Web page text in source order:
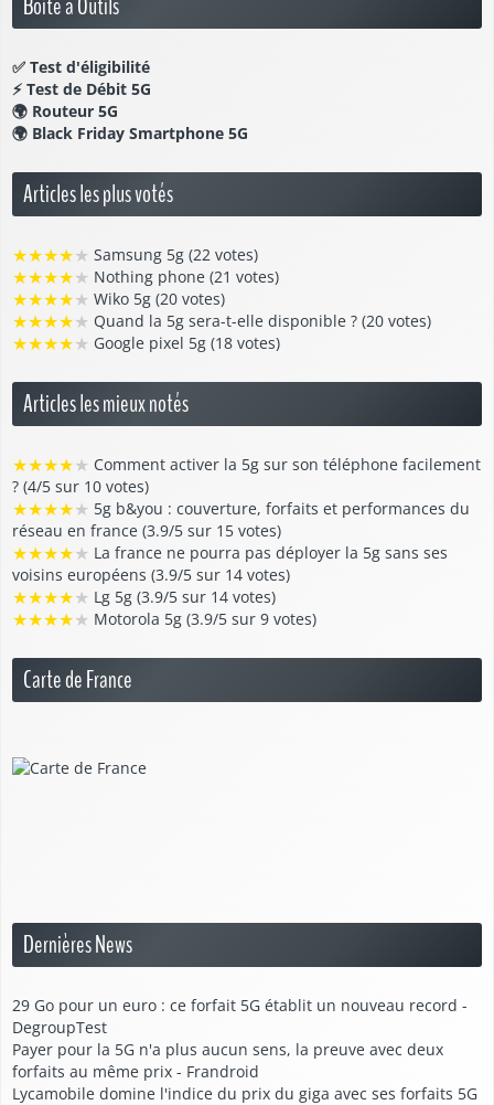
✅ Test d'éligibilité
⚡ Test de Débit 5G
🌍 Routeur 5G
🌍 Black Friday Smartphone 5G
Articles les plus votés
★★★★★ Samsung 5g (22 votes)
★★★★★ Nothing phone (21 votes)
★★★★★ Wiko 5g (20 votes)
★★★★★ Quand la 5g sera-t-elle disponible ? (20 votes)
★★★★★ Google pixel 5g (18 votes)
Articles les mieux notés
★★★★★ Comment activer la 5g sur son téléphone facilement
? (4/5 sur 10 votes)
★★★★★ 5g b&you : couverture, forfaits et performances du
réseau en france (3.9/5 sur 15 votes)
★★★★★ La france ne pourra pas déployer la 5g sans ses
voisins européens (3.9/5 sur 14 votes)
★★★★★ Lg 5g (3.9/5 sur 14 votes)
★★★★★ Motorola 5g (3.9/5 sur 9 votes)
Carte de France
Dernières News
29 Go pour un euro : ce forfait 5G établit un nouveau record -
DegroupTest
Payer pour la 5G n'a plus aucun sens, la preuve avec deux
forfaits au même prix - Frandroid
Lycamobile domine l'indice du prix du giga avec ses forfaits 5G